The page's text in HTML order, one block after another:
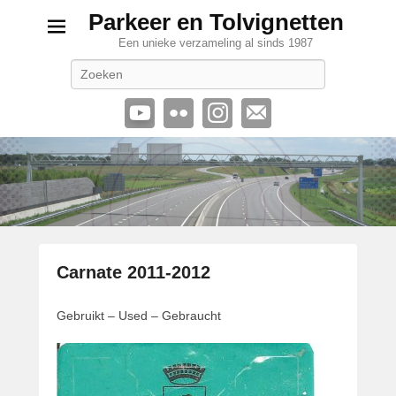
Parkeer en Tolvignetten
Een unieke verzameling al sinds 1987
Carnate 2011-2012
e
l
Gebruikt – Used – Gebraucht